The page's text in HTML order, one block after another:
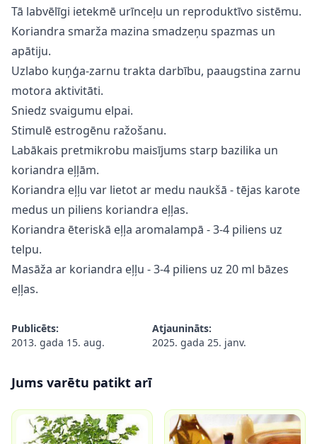
Tā labvēlīgi ietekmē urīnceļu un reproduktīvo sistēmu.
Koriandra smarža mazina smadzeņu spazmas un
apātiju.
Uzlabo kuņģa-zarnu trakta darbību, paaugstina zarnu
motora aktivitāti.
Sniedz svaigumu elpai.
Stimulē estrogēnu ražošanu.
Labākais pretmikrobu maisījums starp bazilika un
koriandra eļļām.
Koriandra eļļu var lietot ar medu naukšā - tējas karote
medus un piliens koriandra eļļas.
Koriandra ēteriskā eļļa aromalampā - 3-4 piliens uz
telpu.
Masāža ar koriandra eļļu - 3-4 piliens uz 20 ml bāzes
eļļas.
Publicēts:
2013. gada 15. aug.
Atjaunināts:
2025. gada 25. janv.
Jums varētu patikt arī